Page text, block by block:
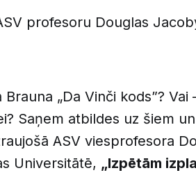
profesoru Douglas
„Da Vinči kods”? Vai
Saņem atbildes uz šiem
ASV viesprofesora
Universitātē, „Izpētām